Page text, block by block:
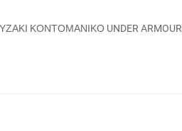
ΚΟΝΤΟΜΑΝΙΚΟ UNDER ARMOUR